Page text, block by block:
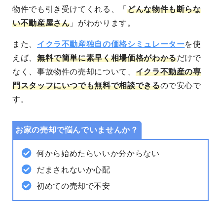
物件でも引き受けてくれる、「 どんな物件も断らな
い不動産屋さん 」がわかります。
また、 イクラ不動産独自の価格シミュレーターを使
えば、 無料で簡単に素早く相場価格がわかるだけで
なく、事故物件の売却について、 イクラ不動産の専
門スタッフにいつでも無料で相談できるので安心で
す。
お家の売却で悩んでいませんか？
何から始めたらいいか分からない
だまされないか心配
初めての売却で不安